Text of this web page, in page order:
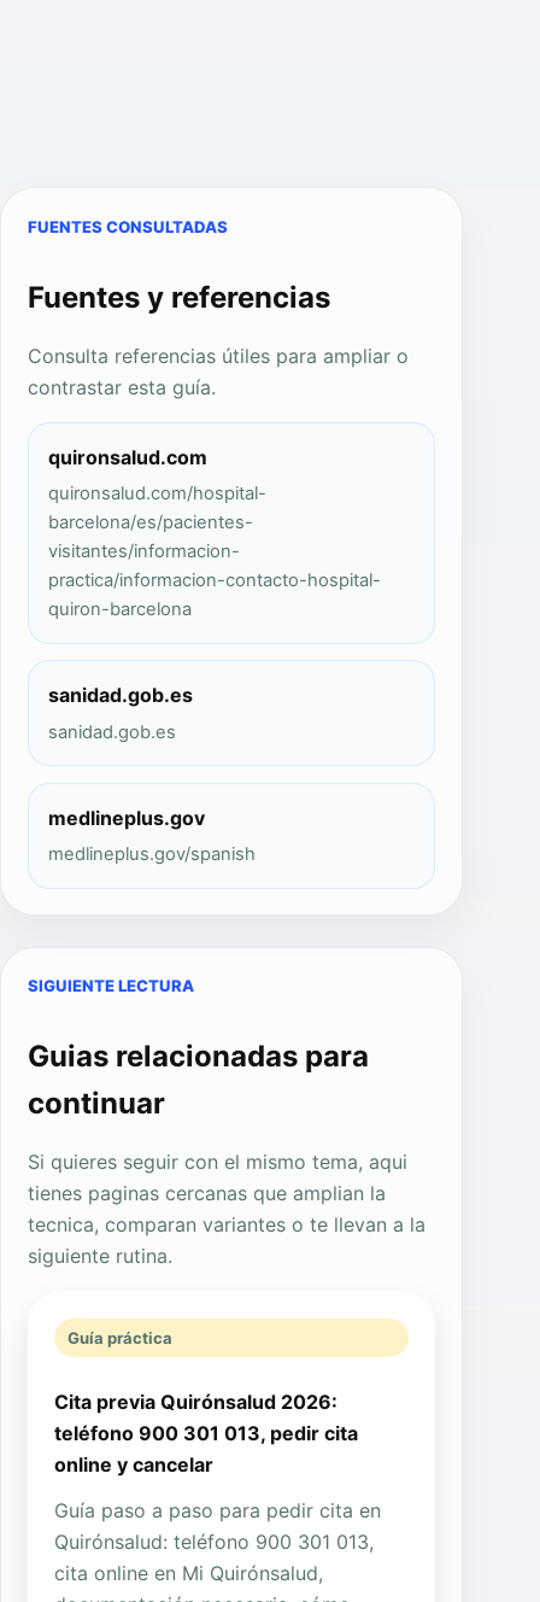
FUENTES CONSULTADAS
Fuentes y referencias
Consulta referencias útiles para ampliar o
contrastar esta guía.
quironsalud.com
quironsalud.com/hospital-
barcelona/es/pacientes-
visitantes/informacion-
practica/informacion-contacto-hospital-
quiron-barcelona
sanidad.gob.es
sanidad.gob.es
medlineplus.gov
medlineplus.gov/spanish
SIGUIENTE LECTURA
Guias relacionadas para
continuar
Si quieres seguir con el mismo tema, aqui
tienes paginas cercanas que amplian la
tecnica, comparan variantes o te llevan a la
siguiente rutina.
Guía práctica
Cita previa Quirónsalud 2026:
teléfono 900 301 013, pedir cita
online y cancelar
Guía paso a paso para pedir cita en
Quirónsalud: teléfono 900 301 013,
cita online en Mi Quirónsalud,